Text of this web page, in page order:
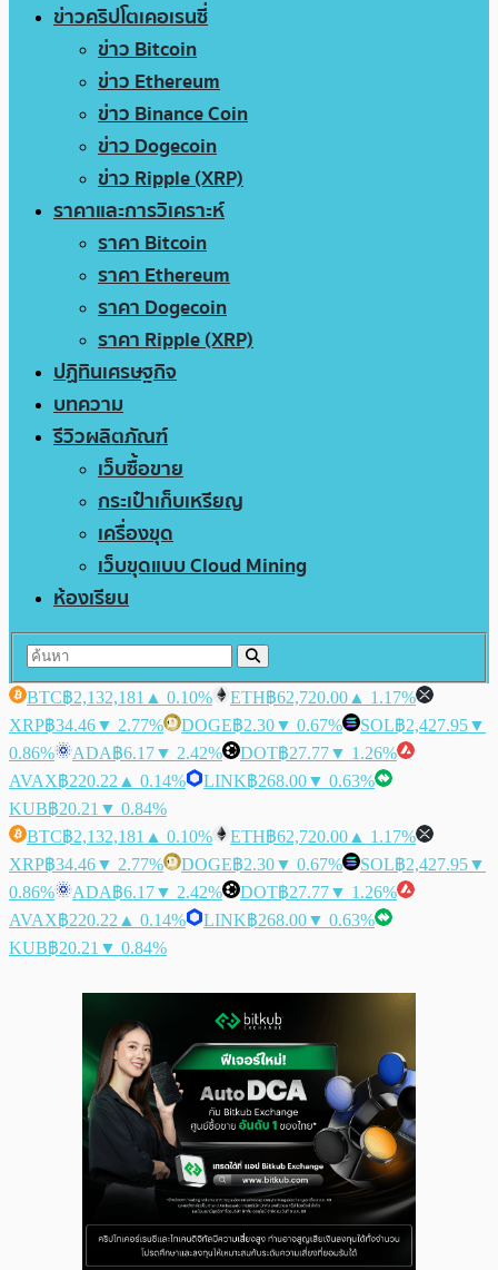
ข่าวคริปโตเคอเรนซี่
ข่าว Bitcoin
ข่าว Ethereum
ข่าว Binance Coin
ข่าว Dogecoin
ข่าว Ripple (XRP)
ราคาและการวิเคราะห์
ราคา Bitcoin
ราคา Ethereum
ราคา Dogecoin
ราคา Ripple (XRP)
ปฏิทินเศรษฐกิจ
บทความ
รีวิวผลิตภัณฑ์
เว็บซื้อขาย
กระเป๋าเก็บเหรียญ
เครื่องขุด
เว็บขุดแบบ Cloud Mining
ห้องเรียน
BTC฿2,132,181 ▲ 0.10% ETH฿62,720.00 ▲ 1.17%
XRP฿34.46▼ 2.77% DOGE฿2.30▼ 0.67% SOL฿2,427.95▼
0.86%
ADA฿6.17▼ 2.42% DOT฿27.77▼ 1.26%
AVAX฿220.22 ▲ 0.14% LINK฿268.00▼ 0.63%
KUB฿20.21 ▼ 0.84%
BTC฿2,132,181 ▲ 0.10% ETH฿62,720.00 ▲ 1.17%
XRP฿34.46▼ 2.77% DOGE฿2.30▼ 0.67% SOL฿2,427.95▼
0.86%
ADA฿6.17▼ 2.42% DOT฿27.77▼ 1.26%
AVAX฿220.22 ▲ 0.14% LINK฿268.00▼ 0.63%
KUB฿20.21 ▼ 0.84%